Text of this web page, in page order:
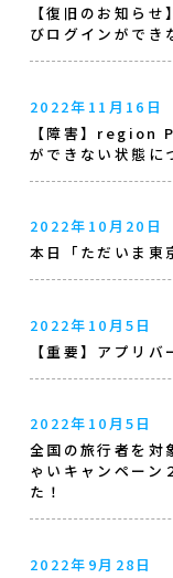
【復旧のお知ら
びログインができ
2022年11月16日
【障害】region
ができない状態に
2022年10月20日
本日「ただいま東
2022年10月5日
【重要】アプリ
2022年10月5日
全国の旅行者を対
ゃいキャンペーン
た！
2022年9月28日